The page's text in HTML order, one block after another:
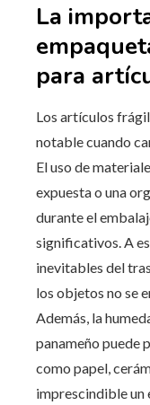
La
para
Los artículos
notable cuando
El uso de
expuesta o una
durante el
significativos. A
inevitables del
los objetos no se
Además, la
panameño puede
como papel,
imprescindible un